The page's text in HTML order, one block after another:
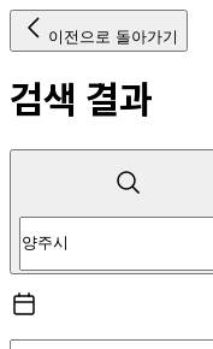
이전으로 돌아가기
검색 결과